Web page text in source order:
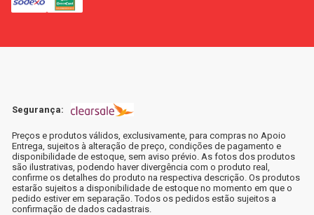
Segurança:
Preços e produtos válidos, exclusivamente, para compras no Apoio
Entrega, sujeitos à alteração de preço, condições de pagamento e
disponibilidade de estoque, sem aviso prévio. As fotos dos produtos
são ilustrativas, podendo haver divergência com o produto real,
confirme os detalhes do produto na respectiva descrição. Os produtos
estarão sujeitos a disponibilidade de estoque no momento em que o
pedido estiver em separação. Todos os pedidos estão sujeitos a
confirmação de dados cadastrais.